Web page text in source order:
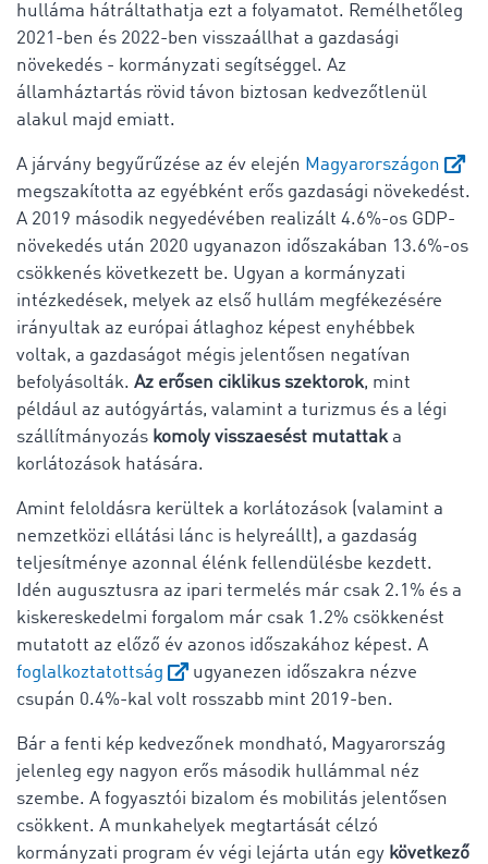
hulláma hátráltathatja ezt a folyamatot. Remélhetőleg
2021-ben és 2022-ben visszaállhat a gazdasági
növekedés - kormányzati segítséggel. Az
államháztartás rövid távon biztosan kedvezőtlenül
alakul majd emiatt.
A járvány begyűrűzése az év elején Magyarországon
megszakította az egyébként erős gazdasági növekedést.
A 2019 második negyedévében realizált 4.6%-os GDP-
növekedés után 2020 ugyanazon időszakában 13.6%-os
csökkenés következett be. Ugyan a kormányzati
intézkedések, melyek az első hullám megfékezésére
irányultak az európai átlaghoz képest enyhébbek
voltak, a gazdaságot mégis jelentősen negatívan
befolyásolták. Az erősen ciklikus szektorok, mint
például az autógyártás, valamint a turizmus és a légi
szállítmányozás komoly visszaesést mutattaka
korlátozások hatására.
Amint feloldásra kerültek a korlátozások (valamint a
nemzetközi ellátási lánc is helyreállt), a gazdaság
teljesítménye azonnal élénk fellendülésbe kezdett.
Idén augusztusra az ipari termelés már csak 2.1% és a
kiskereskedelmi forgalom már csak 1.2% csökkenést
mutatott az előző év azonos időszakához képest. A
foglalkoztatottság
ugyanezen időszakra nézve
csupán 0.4%-kal volt rosszabb mint 2019-ben.
Bár a fenti kép kedvezőnek mondható, Magyarország
jelenleg egy nagyon erős második hullámmal néz
szembe. A fogyasztói bizalom és mobilitás jelentősen
csökkent. A munkahelyek megtartását célzó
kormányzati program év végi lejárta után egy következő